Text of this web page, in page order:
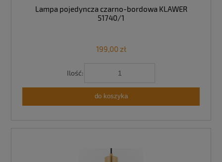
Lampa pojedyncza czarno-bordowa KLAWER
51740/1
199,00 zł
Ilość:
do koszyka